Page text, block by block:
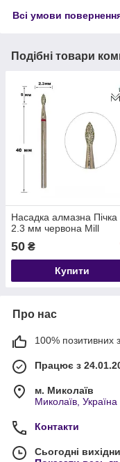
Всі умови
Подібні товари
Насадка алмазна Пічка
2.3 мм червона Mill
50 ₴
Купити
Про нас
100% позитивних з
Працює з
м. Миколаїв
Миколаїв, Україна
Контакти
Сьогодні